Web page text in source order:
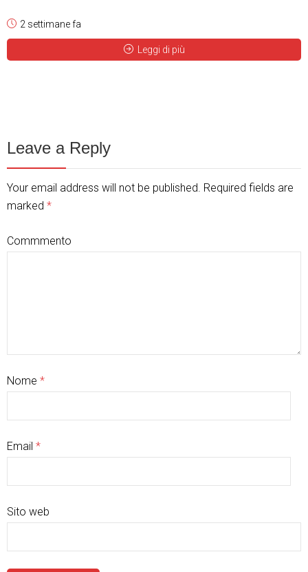
2 settimane fa
Leggi di più
Leave a Reply
Your email address will not be published. Required fields are
marked *
Commmento
Nome *
Email *
Sito web